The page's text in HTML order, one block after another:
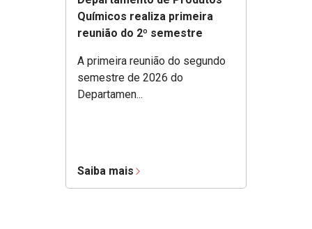
Químicos realiza primeira
reunião do 2º semestre
A primeira reunião do segundo
semestre de 2026 do
Departamen...
Saiba mais